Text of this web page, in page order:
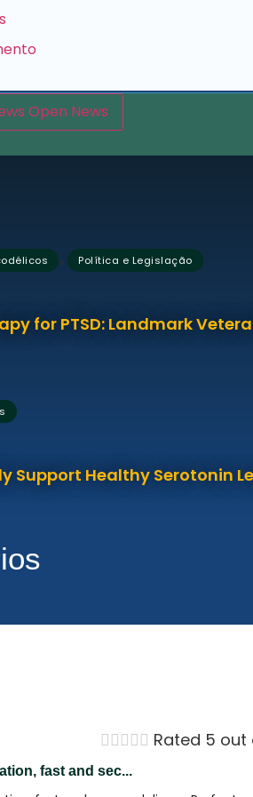
Open News
, Política e Legislação
for PTSD: Landmark
Support Healthy Serotonin
 Rated 5 out
fast and sec...